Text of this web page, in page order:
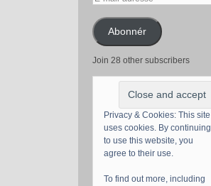
adresseAbonnér
Join 28 other subscribers
Privacy & Cookies: This site
uses cookies. By continuing
to use this website, you
agree to their use.
To find out more, including